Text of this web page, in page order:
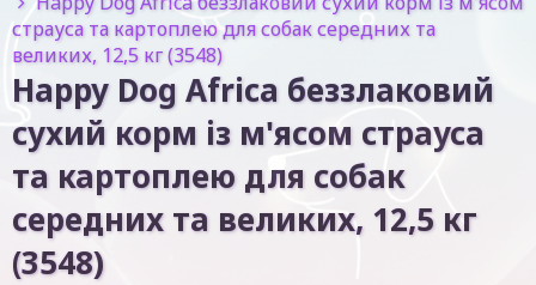
страуса та картоплею для собак середних та
великих, 12,5 кг (3548)
Happy Dog Africa беззлаковий
сухий корм із м'ясом страуса
та картоплею для собак
середних та великих, 12,5 кг
(3548)